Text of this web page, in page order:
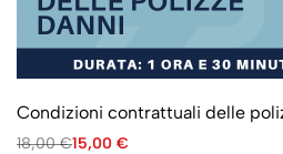
Condizioni contrattuali delle
18,00€15,00 €